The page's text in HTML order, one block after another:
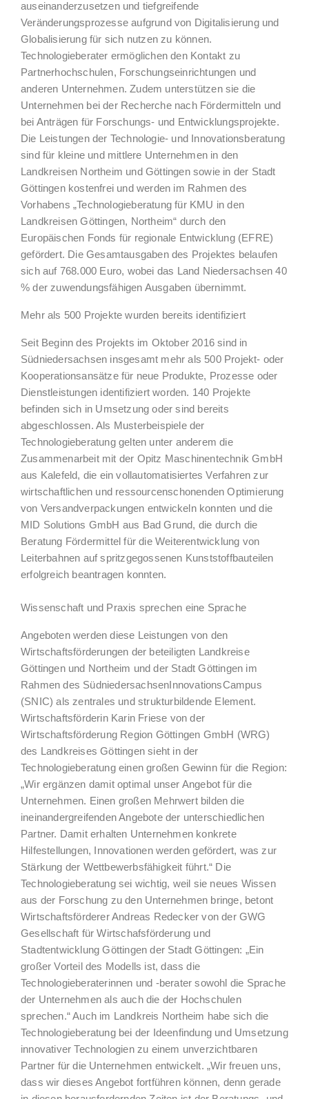
auseinanderzusetzen und tiefgreifende
Veränderungsprozesse aufgrund von Digitalisierung und
Globalisierung für sich nutzen zu können.
Technologieberater ermöglichen den Kontakt zu
Partnerhochschulen, Forschungseinrichtungen und
anderen Unternehmen. Zudem unterstützen sie die
Unternehmen bei der Recherche nach Fördermitteln und
bei Anträgen für Forschungs- und Entwicklungsprojekte.
Die Leistungen der Technologie- und Innovationsberatung
sind für kleine und mittlere Unternehmen in den
Landkreisen Northeim und Göttingen sowie in der Stadt
Göttingen kostenfrei und werden im Rahmen des
Vorhabens „Technologieberatung für KMU in den
Landkreisen Göttingen, Northeim“ durch den
Europäischen Fonds für regionale Entwicklung (EFRE)
gefördert. Die Gesamtausgaben des Projektes belaufen
sich auf 768.000 Euro, wobei das Land Niedersachsen 40
% der zuwendungsfähigen Ausgaben übernimmt.
Mehr als 500 Projekte wurden bereits identifiziert
Seit Beginn des Projekts im Oktober 2016 sind in
Südniedersachsen insgesamt mehr als 500 Projekt- oder
Kooperationsansätze für neue Produkte, Prozesse oder
Dienstleistungen identifiziert worden. 140 Projekte
befinden sich in Umsetzung oder sind bereits
abgeschlossen. Als Musterbeispiele der
Technologieberatung gelten unter anderem die
Zusammenarbeit mit der Opitz Maschinentechnik GmbH
aus Kalefeld, die ein vollautomatisiertes Verfahren zur
wirtschaftlichen und ressourcenschonenden Optimierung
von Versandverpackungen entwickeln konnten und die
MID Solutions GmbH aus Bad Grund, die durch die
Beratung Fördermittel für die Weiterentwicklung von
Leiterbahnen auf spritzgegossenen Kunststoffbauteilen
erfolgreich beantragen konnten.
Wissenschaft und Praxis sprechen eine Sprache
Angeboten werden diese Leistungen von den
Wirtschaftsförderungen der beteiligten Landkreise
Göttingen und Northeim und der Stadt Göttingen im
Rahmen des SüdniedersachsenInnovationsCampus
(SNIC) als zentrales und strukturbildende Element.
Wirtschaftsförderin Karin Friese von der
Wirtschaftsförderung Region Göttingen GmbH (WRG)
des Landkreises Göttingen sieht in der
Technologieberatung einen großen Gewinn für die Region:
„Wir ergänzen damit optimal unser Angebot für die
Unternehmen. Einen großen Mehrwert bilden die
ineinandergreifenden Angebote der unterschiedlichen
Partner. Damit erhalten Unternehmen konkrete
Hilfestellungen, Innovationen werden gefördert, was zur
Stärkung der Wettbewerbsfähigkeit führt.“ Die
Technologieberatung sei wichtig, weil sie neues Wissen
aus der Forschung zu den Unternehmen bringe, betont
Wirtschaftsförderer Andreas Redecker von der GWG
Gesellschaft für Wirtschafsförderung und
Stadtentwicklung Göttingen der Stadt Göttingen: „Ein
großer Vorteil des Modells ist, dass die
Technologieberaterinnen und -berater sowohl die Sprache
der Unternehmen als auch die der Hochschulen
sprechen.“ Auch im Landkreis Northeim habe sich die
Technologieberatung bei der Ideenfindung und Umsetzung
innovativer Technologien zu einem unverzichtbaren
Partner für die Unternehmen entwickelt. „Wir freuen uns,
dass wir dieses Angebot fortführen können, denn gerade